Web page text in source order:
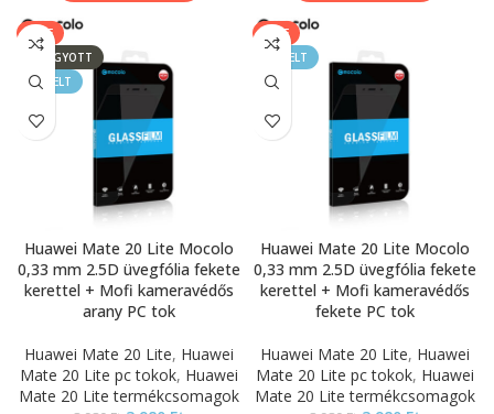
SALE
ELFOGYOTT
KIEMELT
Huawei Mate 20 Lite Mocolo
0,33 mm 2.5D üvegfólia fekete
kerettel + Mofi kameravédős
arany PC tok
Huawei Mate 20 Lite, Huawei
Mate 20 Lite pc tokok, Huawei
Mate 20 Lite termékcsomagok
SALE
KIEMELT
Huawei Mate 20 Lite Mocolo
0,33 mm 2.5D üvegfólia fekete
kerettel + Mofi kameravédős
fekete PC tok
Huawei Mate 20 Lite, Huawei
Mate 20 Lite pc tokok, Huawei
Mate 20 Lite termékcsomagok